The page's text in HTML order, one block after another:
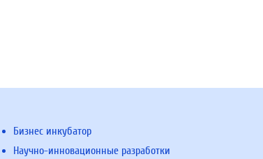
Бизнес инкубатор
Научно-инновационные разработки